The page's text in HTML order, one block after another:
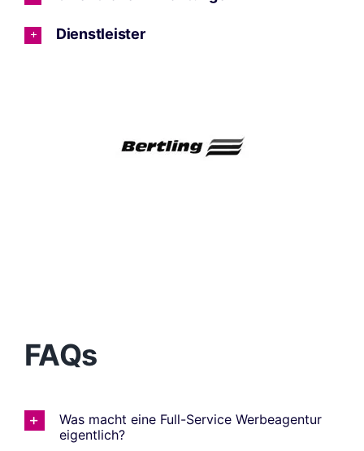
Dienstleister
FAQs
Was macht eine Full-Service Werbeagentur
eigentlich?